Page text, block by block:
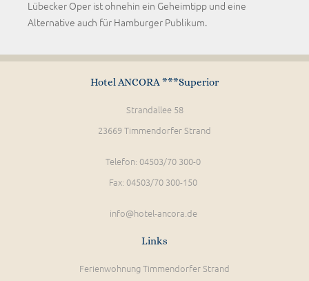
Lübecker Oper ist ohnehin ein Geheimtipp und eine
Alternative auch für Hamburger Publikum.
Hotel ANCORA ***Superior
Strandallee 58
23669 Timmendorfer Strand
Telefon: 04503/70 300-0
Fax: 04503/70 300-150
info@hotel-ancora.de
Links
Ferienwohnung Timmendorfer Strand